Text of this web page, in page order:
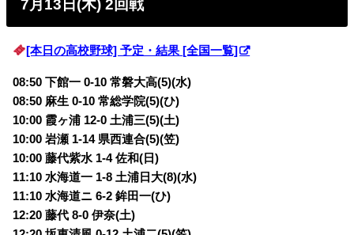
7月13日(木) 2回戦
[本日の高校野球] 予定・結果 [全国一覧]
08:50 下館一 0-10 常磐大高(5)(水)
08:50 麻生 0-10 常総学院(5)(ひ)
10:00 霞ヶ浦 12-0 土浦三(5)(土)
10:00 岩瀬 1-14 県西連合(5)(笠)
10:00 藤代紫水 1-4 佐和(日)
11:10 水海道一 1-8 土浦日大(8)(水)
11:10 水海道ニ 6-2 鉾田一(ひ)
12:20 藤代 8-0 伊奈(土)